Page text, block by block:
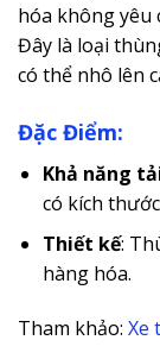
hóa không yêu
Đây là loại
có thể nhô lên
Đặc Điểm:
Khả năng
có kích
Thiết kế:
hàng hóa.
Tham khảo: Xe